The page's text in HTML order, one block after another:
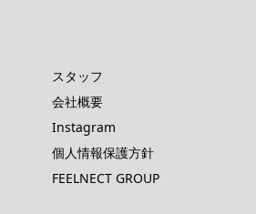
スタッフ
会社概要
Instagram
個人情報保護方針
FEELNECT GROUP